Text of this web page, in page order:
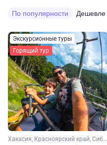
По популярности Дешевле
Экскурсионные туры
Горящий тур
Хакасия, Красноярский край, Сибирь